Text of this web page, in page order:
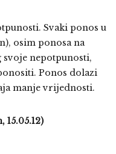
Svaki ponos u
osim ponosa na
nepotpunosti,
Ponos dolazi
manje vrijednosti.